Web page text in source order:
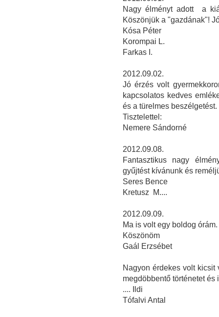
Nagy élményt adott a
Köszönjük a "gazdának"!
Kósa Péter
Korompai L.
Farkas I.
2012.09.02.
Jó érzés volt
kapcsolatos kedves
és a türelmes beszélgetést.
Tisztelettel:
Nemere Sándorné
2012.09.08.
Fantasztikus nagy
gyűjtést kívánunk és
Seres Bence
Kretusz M....
2012.09.09.
Ma is volt egy boldog
Köszönöm
Gaál Erzsébet
Nagyon érdekes volt
megdöbbentő történetet és
.... Ildi
Tófalvi Antal